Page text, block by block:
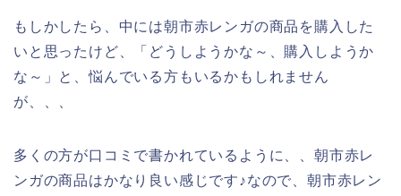
もしかしたら、中には朝市赤レンガの商品を購入した
いと思ったけど、「どうしようかな～、購入しようか
な～」と、悩んでいる方もいるかもしれません
が、、、
多くの方が口コミで書かれているように、、朝市赤レ
ンガの商品はかなり良い感じです♪なので、朝市赤レン